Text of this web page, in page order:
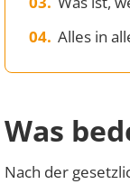
Alles in
Was
Nach der